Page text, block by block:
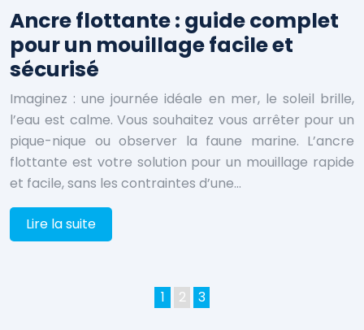
Ancre flottante : guide complet
pour un mouillage facile et
sécurisé
Imaginez : une journée idéale en mer, le soleil brille,
l’eau est calme. Vous souhaitez vous arrêter pour un
pique-nique ou observer la faune marine. L’ancre
flottante est votre solution pour un mouillage rapide
et facile, sans les contraintes d’une…
Lire la suite
1 2 3